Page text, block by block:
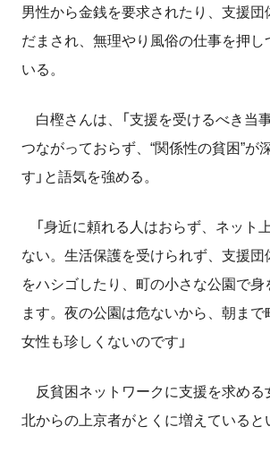
男性から金銭を要求されたり、支援団
だまされ、無理やり風俗の仕事を押し
いる。
白樫さんは、「支援を受けるべき当
つながっておらず、“関係性の貧困”が
す」と語気を強める。
「身近に頼れる人はおらず、ネット
ない。生活保護を受けられず、支援団
をハシゴしたり、町の小さな公園で身
ます。夜の公園は危ないから、朝まで
女性も珍しくないのです」
反貧困ネットワークに支援を求める
北からの上京者がとくに増えていると